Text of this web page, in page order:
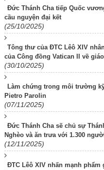
Đức Thánh Cha tiếp Quốc
cầu nguyện đại kết
(25/10/2025)
Tông thư của ĐTC Lêô XIV
của Công đồng Vatican II về
(30/10/2025)
Làm chứng trong môi trường
Pietro Parolin
(07/11/2025)
Đức Thánh Cha sẽ chủ sự
Nghèo và ăn trưa với 1.300
(12/11/2025)
ĐTC Lêô XIV nhấn mạnh